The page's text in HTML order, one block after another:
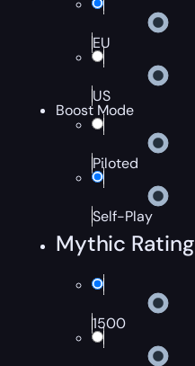
EU
US
Boost Mode
Piloted
Self-Play
Mythic Rating
1500